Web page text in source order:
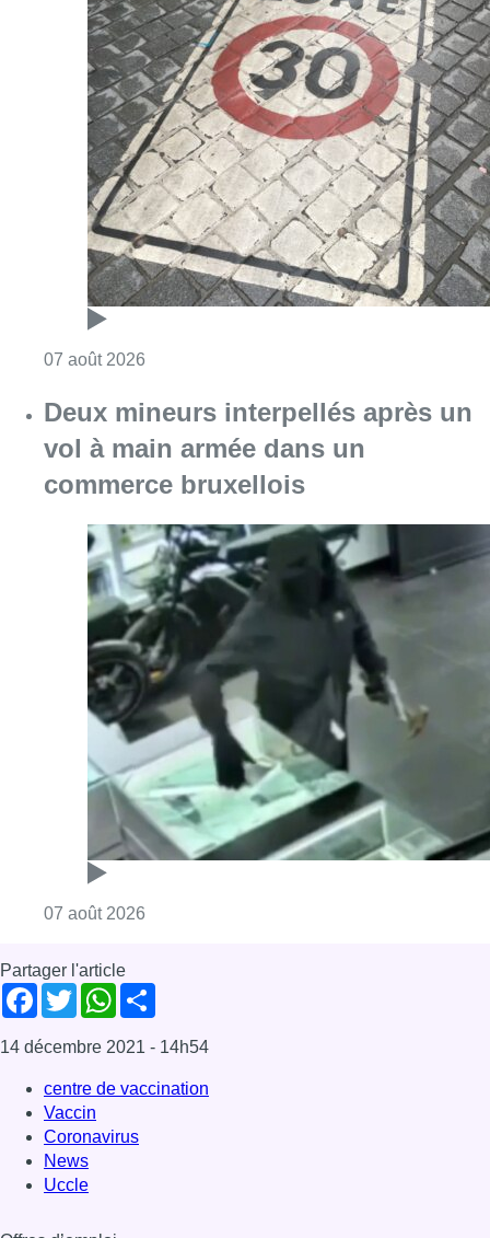
07 août 2026
Deux mineurs interpellés après un
vol à main armée dans un
commerce bruxellois
07 août 2026
Partager l'article
Facebook
TwitterWhatsApp
14 décembre 2021 - 14h54
centre de vaccination
Vaccin
Coronavirus
News
Uccle